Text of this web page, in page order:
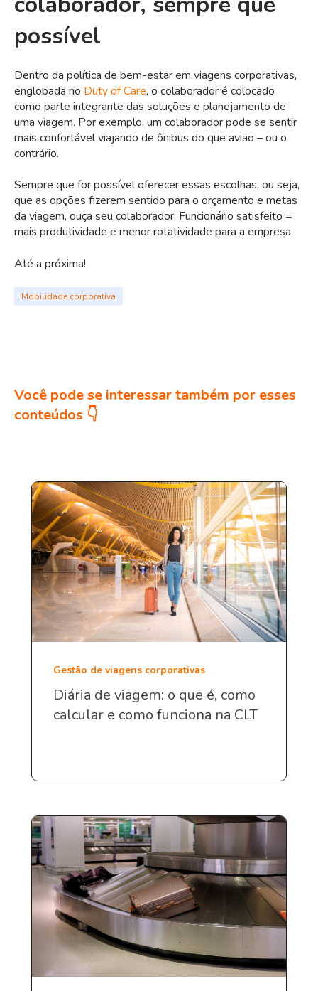
possível
Dentro da política de bem-estar em viagens corporativas,
englobada no Duty of Care, o colaborador é colocado
como parte integrante das soluções e planejamento de
uma viagem. Por exemplo, um colaborador pode se sentir
mais confortável viajando de ônibus do que avião – ou o
contrário.
Sempre que for possível oferecer essas escolhas, ou seja,
que as opções fizerem sentido para o orçamento e metas
da viagem, ouça seu colaborador. Funcionário satisfeito =
mais produtividade e menor rotatividade para a empresa.
Até a próxima!
Mobilidade corporativa
Você pode se interessar também por esses
conteúdos 👇
Gestão de viagens corporativas
Diária de viagem: o que é, como
calcular e como funciona na CLT